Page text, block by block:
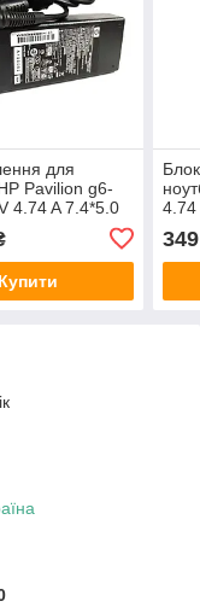
для
Pavilion g6-
4.74 A 7.4*5.0
Купити
4.74